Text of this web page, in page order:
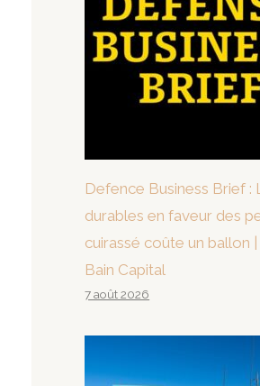
Defence Business Brief :
durables en faveur des
cuirassé coûte un ballon
Bain Capital
7 août 2026